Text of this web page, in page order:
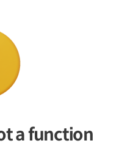
a function